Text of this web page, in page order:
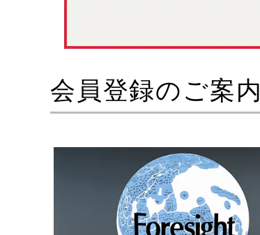
会員登録のご案内